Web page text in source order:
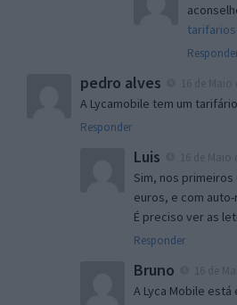
pedro alves
A Lycamobile tem um
Responder
Luis
Sim, nos primeiros
euros, e com
É preciso ver as
Responder
Bruno
A Lyca Mobile